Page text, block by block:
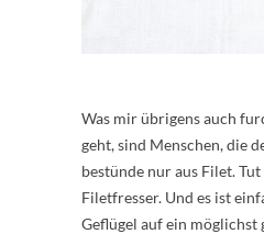
Was mir übrigens auch
geht, sind Menschen, die
bestünde nur aus Filet.
Filetfresser. Und es ist
Geflügel auf ein